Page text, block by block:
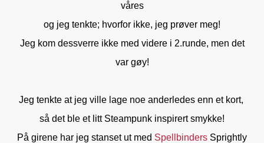
våres
og jeg tenkte; hvorfor ikke, jeg prøver meg!
Jeg kom dessverre ikke med videre i 2.runde, men det
var gøy!
Jeg tenkte at jeg ville lage noe anderledes enn et kort,
så det ble et litt Steampunk inspirert smykke!
På girene har jeg stanset ut med Spellbinders Sprightly